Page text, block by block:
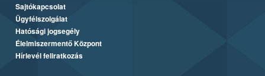
Sajtókapcsolat
Ügyfélszolgálat
Hatósági jogsegély
Élelmiszermentő Központ
Hírlevél feliratkozás